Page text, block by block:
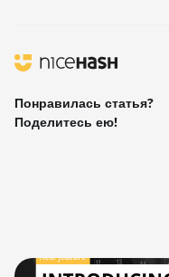
Понравилась статья?
Поделитесь ею!